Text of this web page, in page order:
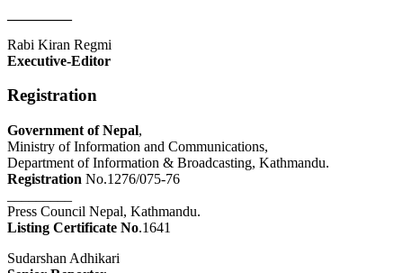
Rabi Kiran Regmi
Executive-Editor
Registration
Government of Nepal,
Ministry of Information and Communications,
Department of Information & Broadcasting, Kathmandu.
Registration No.1276/075-76
Press Council Nepal, Kathmandu.
Listing Certificate No.1641
Sudarshan Adhikari